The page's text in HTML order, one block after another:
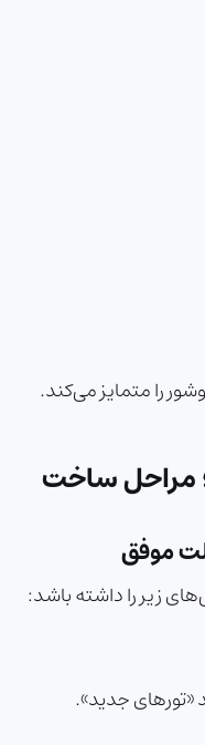
را متمایز می‌کند.
مراحل ساخت
«تورهای جدید».